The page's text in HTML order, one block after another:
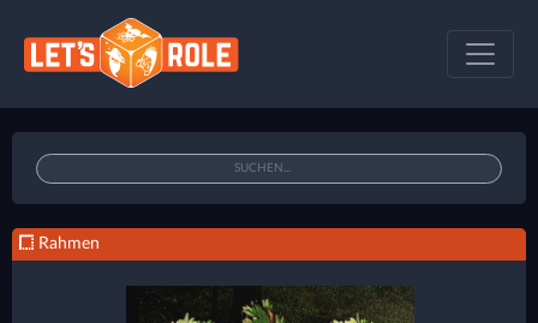
Rahmen